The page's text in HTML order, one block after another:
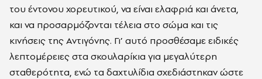
του έντονου χορευτικού, να είναι ελαφριά και άνετα,
και να προσαρμόζονται τέλεια στο σώμα και τις
κινήσεις της Αντιγόνης. Γι’ αυτό προσθέσαμε ειδικές
λεπτομέρειες στα σκουλαρίκια για μεγαλύτερη
σταθερότητα, ενώ τα δαχτυλίδια σχεδιάστηκαν ώστε